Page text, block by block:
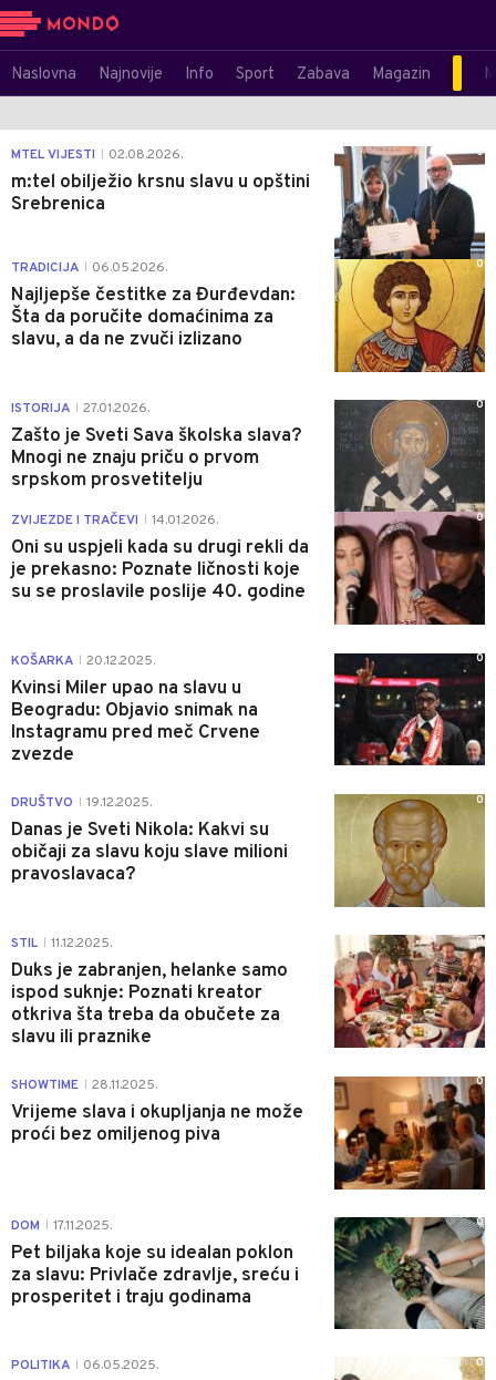
Naslovna Najnovije Info Sport Zabava Magazin
MTEL VIJESTI 02.08.2026.
m:tel obilježio krsnu slavu u opštini
Srebrenica
0
TRADICIJA 06.05.2026.
Najljepše čestitke za Đurđevdan:
Šta da poručite domaćinima za
slavu, a da ne zvuči izlizano
0
ISTORIJA 27.01.2026.
Zašto je Sveti Sava školska slava?
Mnogi ne znaju priču o prvom
srpskom prosvetitelju
0
ZVIJEZDE I TRAČEVI 14.01.2026.
Oni su uspjeli kada su drugi rekli da
je prekasno: Poznate ličnosti koje
su se proslavile poslije 40. godine
0
KOŠARKA 20.12.2025.
Kvinsi Miler upao na slavu u
Beogradu: Objavio snimak na
Instagramu pred meč Crvene
zvezde
0
DRUŠTVO 19.12.2025.
Danas je Sveti Nikola: Kakvi su
običaji za slavu koju slave milioni
pravoslavaca?
0
STIL 11.12.2025.
Duks je zabranjen, helanke samo
ispod suknje: Poznati kreator
otkriva šta treba da obučete za
slavu ili praznike
0
SHOWTIME 28.11.2025.
Vrijeme slava i okupljanja ne može
proći bez omiljenog piva
0
DOM 17.11.2025.
Pet biljaka koje su idealan poklon
za slavu: Privlače zdravlje, sreću i
prosperitet i traju godinama
0
POLITIKA 06.05.2025. 0